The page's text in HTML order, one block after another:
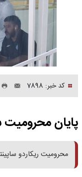
کد خبر: 7898
پایان محرومیت
محرومیت ریکاردو